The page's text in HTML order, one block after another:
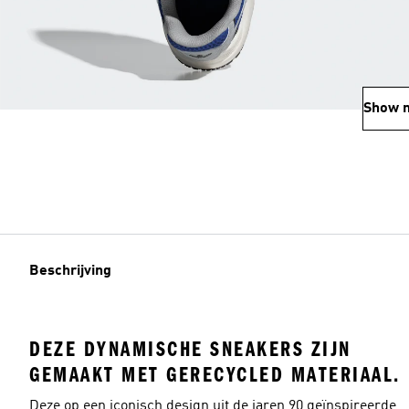
Show
Beschrijving
DEZE DYNAMISCHE SNEAKERS ZIJN
GEMAAKT MET GERECYCLED MATERIAAL.